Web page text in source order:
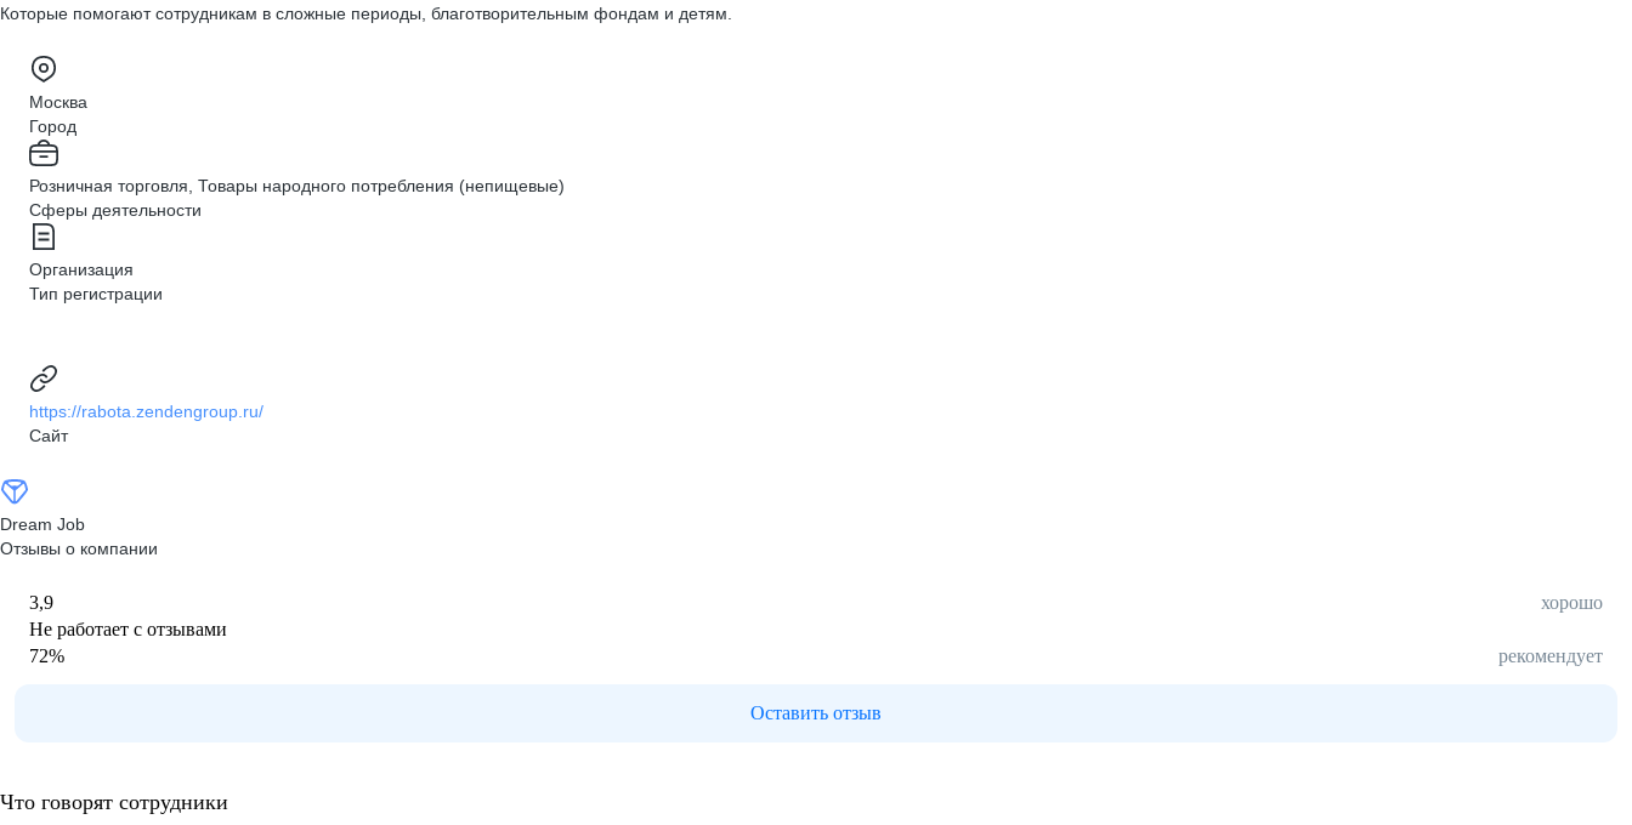
Которые помогают сотрудникам в сложные периоды, благотворительным фондам и детям.
Москва
Город
Розничная торговля, Товары народного потребления (непищевые)
Сферы деятельности
Организация
Тип регистрации
https://rabota.zendengroup.ru/
Сайт
Dream Job
Отзывы о компании
3,9
хорошо
Не работает с отзывами
72% рекомендует
Оставить отзыв
Что говорят сотрудники